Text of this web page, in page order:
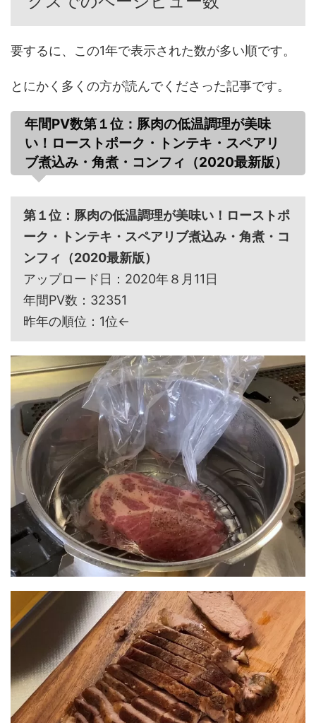
要するに、この1年で表示された数が多い順です。
とにかく多くの方が読んでくださった記事です。
年間PV数第１位：豚肉の低温調理が美味
い！ローストポーク・トンテキ・スペアリ
ブ煮込み・角煮・コンフィ（2020最新版）
第１位：豚肉の低温調理が美味い！ローストポ
ーク・トンテキ・スペアリブ煮込み・角煮・コ
ンフィ（2020最新版）
アップロード日：2020年８月11日
年間PV数：32351
昨年の順位：1位←